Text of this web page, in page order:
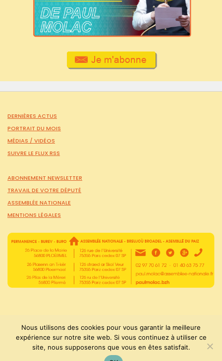
DERNIÈRES ACTUS
PORTRAIT DU MOIS
MÉDIAS / VIDÉOS
SUIVRE LE FLUX RSS
ABONNEMENT NEWSLETTER
TRAVAIL DE VOTRE DÉPUTÉ
ASSEMBLÉE NATIONALE
MENTIONS LÉGALES
PaulMolac © Tous droits réservés 2015-2026
Nous utilisons des cookies pour vous garantir la meilleure
expérience sur notre site web. Si vous continuez à utiliser ce
site, nous supposerons que vous en êtes satisfait.